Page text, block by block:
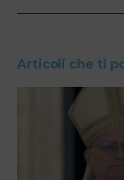
Articoli che ti